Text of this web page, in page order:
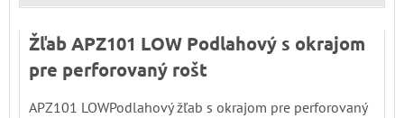
Žľab APZ101 LOW Podlahový s okrajom
pre perforovaný rošt
APZ101 LOWPodlahový žľab s okrajom pre perforovaný